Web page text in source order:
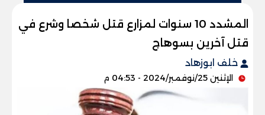
المشدد 10 سنوات لمزارع قتل شخصا وشرع في
قتل آخرين بسوهاج
خلف ابوزهاد
الإثنين 25/نوفمبر/2024 - 04:53 م